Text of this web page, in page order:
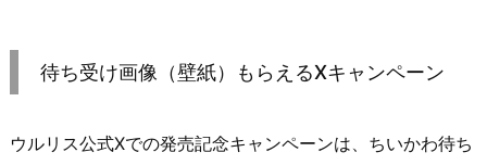
待ち受け画像（壁紙）もらえるXキャンペーン
ウルリス公式Xでの発売記念キャンペーンは、ちいかわ待ち